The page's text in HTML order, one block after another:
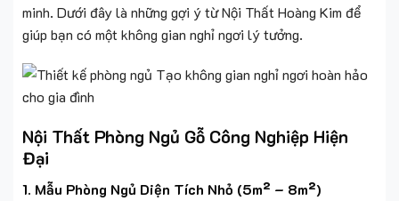
minh. Dưới đây là những gợi ý từ Nội Thất Hoàng Kim để
giúp bạn có một không gian nghỉ ngơi lý tưởng.
Nội Thất Phòng Ngủ Gỗ Công Nghiệp Hiện
Đại
1. Mẫu Phòng Ngủ Diện Tích Nhỏ (5m² – 8m²)